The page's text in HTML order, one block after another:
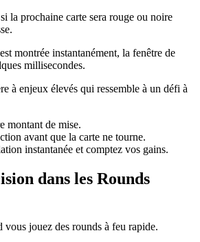
la prochaine carte sera rouge ou noire
montrée instantanément, la fenêtre de
millisecondes.
à enjeux élevés qui ressemble à un défi à
montant de mise.
avant que la carte ne tourne.
instantanée et comptez vos gains.
dans les Rounds
jouez des rounds à feu rapide.